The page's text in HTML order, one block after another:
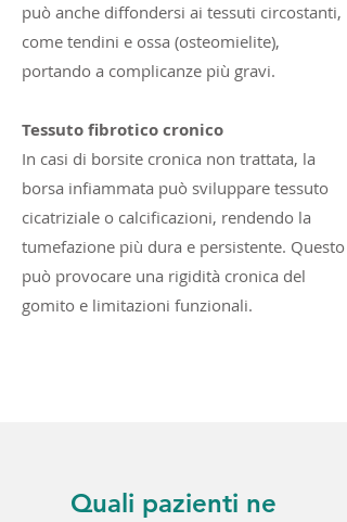
può anche diffondersi ai tessuti circostanti,
come tendini e ossa (osteomielite),
portando a complicanze più gravi.
Tessuto fibrotico cronico
In casi di borsite cronica non trattata, la
borsa infiammata può sviluppare tessuto
cicatriziale o calcificazioni, rendendo la
tumefazione più dura e persistente. Questo
può provocare una rigidità cronica del
gomito e limitazioni funzionali.
Quali pazienti ne